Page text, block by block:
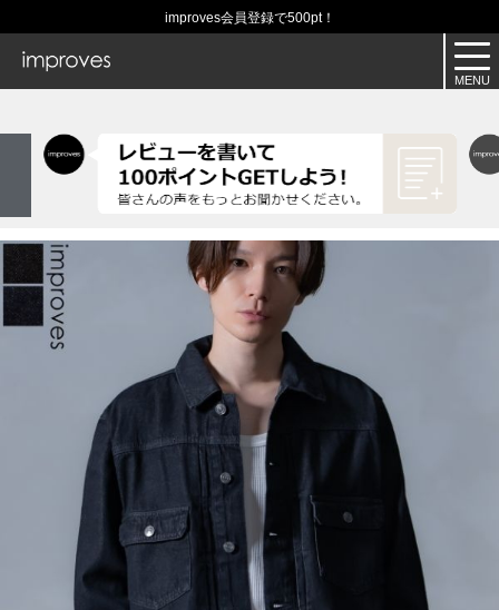
improves会員登録で500pt！